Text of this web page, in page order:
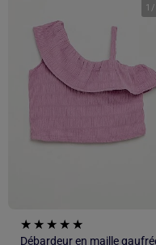
1 /